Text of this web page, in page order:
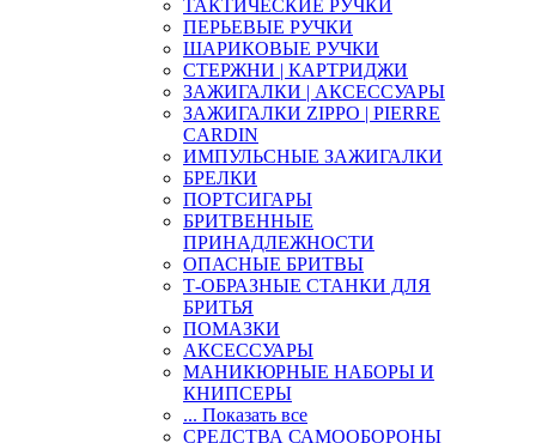
ТАКТИЧЕСКИЕ РУЧКИ
ПЕРЬЕВЫЕ РУЧКИ
ШАРИКОВЫЕ РУЧКИ
СТЕРЖНИ | КАРТРИДЖИ
ЗАЖИГАЛКИ | АКСЕССУАРЫ
ЗАЖИГАЛКИ ZIPPO | PIERRE
CARDIN
ИМПУЛЬСНЫЕ ЗАЖИГАЛКИ
БРЕЛКИ
ПОРТСИГАРЫ
БРИТВЕННЫЕ
ПРИНАДЛЕЖНОСТИ
ОПАСНЫЕ БРИТВЫ
Т-ОБРАЗНЫЕ СТАНКИ ДЛЯ
БРИТЬЯ
ПОМАЗКИ
АКСЕССУАРЫ
МАНИКЮРНЫЕ НАБОРЫ И
КНИПСЕРЫ
... Показать все
СРЕДСТВА САМООБОРОНЫ